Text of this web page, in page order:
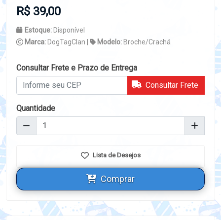
R$ 39,00
Estoque: Disponível
Marca: DogTagClan | Modelo: Broche/Crachá
Consultar Frete e Prazo de Entrega
Consultar Frete
Quantidade
Lista de Desejos
Comprar